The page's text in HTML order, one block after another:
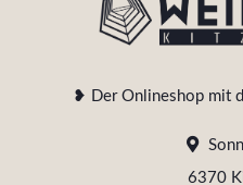
❥ Der Onlineshop mit
6370